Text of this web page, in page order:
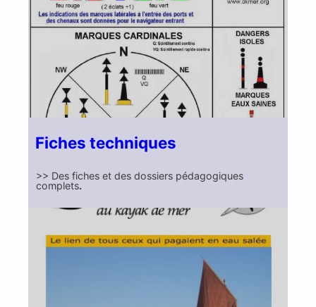
Fiches techniques
>> Des fiches et des dossiers pédagogiques
complets.